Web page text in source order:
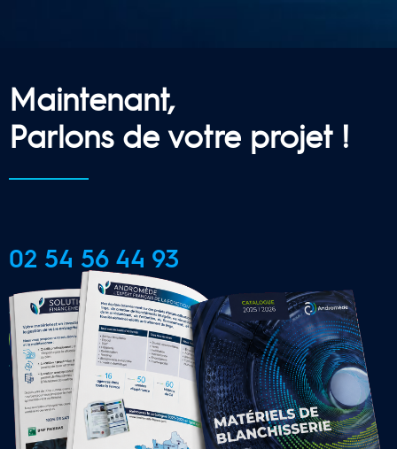
Maintenant,
Parlons de votre projet !
02 54 56 44 93
CONTACTER UNE AGENCE
LOCALE